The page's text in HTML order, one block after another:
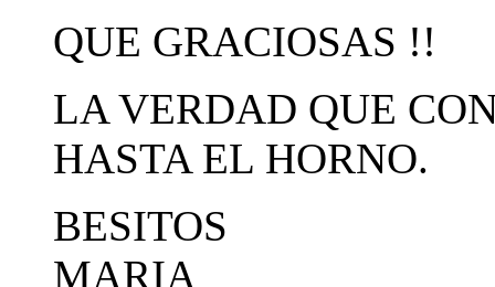
QUE GRACIOSAS !!
LA VERDAD QUE
HASTA EL HORNO.
BESITOS
MARIA